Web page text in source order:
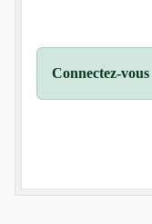
Connectez-vous